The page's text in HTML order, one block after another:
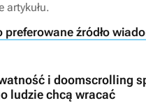
artykułu.
preferowane źródło
i doomscrolling
ludzie chcą wracać